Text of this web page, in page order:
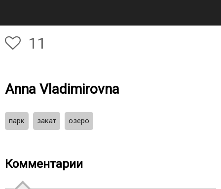
11
Anna Vladimirovna
парк закат озеро
Комментарии